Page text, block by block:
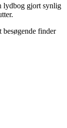
lydbog gjort synlig
finder